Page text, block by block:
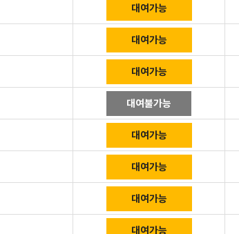
대여가능
대여가능
대여가능
대여불가능
대여가능
대여가능
대여가능
대여가능